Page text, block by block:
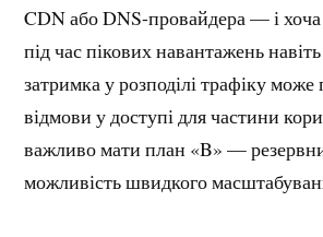
CDN або DNS-провайдера — і
під час пікових навантажень
затримка у розподілі трафіку може
відмови у доступі для частини
важливо мати план «B» —
можливість швидкого